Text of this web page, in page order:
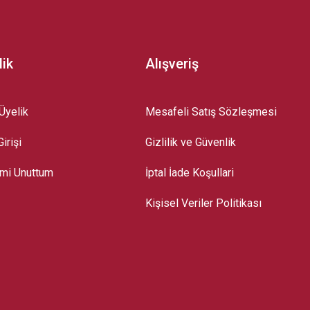
Unuttum
Alışveriş
Mesafeli Satış Sözleşmesi
Gizlilik ve Güvenlik
İptal İade Koşullari
Kişisel Veriler Politikası